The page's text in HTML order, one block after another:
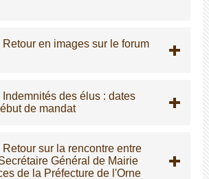
Retour en images sur le forum
Indemnités des élus : dates
de mandat
Retour sur la rencontre entre
Général de Mairie
de la Préfecture de l'Orne